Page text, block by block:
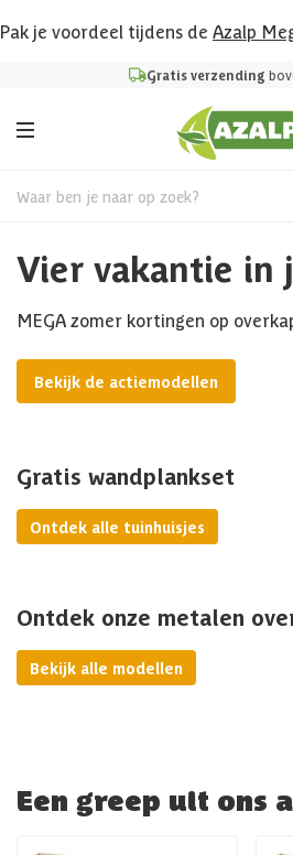
Pak je voordeel tijdens de Azalp
Gratis verzending
Waar ben je naar op zoek?
Vier vakantie in
MEGA zomer kortingen op
Bekijk de actiemodellen
Gratis wandplankset
Ontdek alle tuinhuisjes
Ontdek onze metalen
Bekijk alle modellen
Een greep uit ons